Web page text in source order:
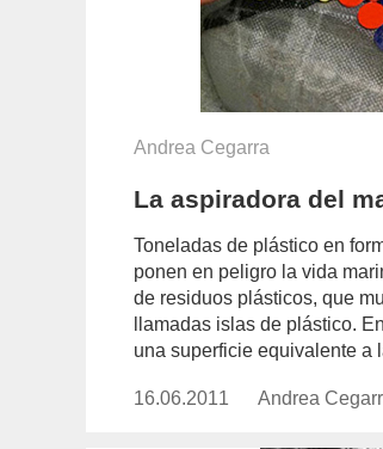
Andrea Cegarra
La aspiradora del
Toneladas de plástico en
ponen en peligro la vida
de residuos plásticos, que
llamadas islas de plástico.
una superficie equivalente a
Publicado
16.06.2011 https://
Andrea